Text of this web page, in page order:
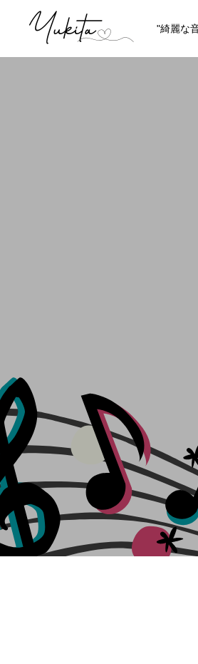
"綺麗な
カリキュラムの詳細
SCHOOL